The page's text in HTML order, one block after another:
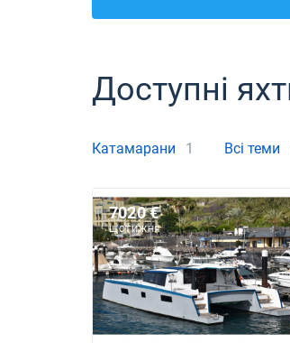
Доступні
Катамарани 1 Всі теми
7020 €
ЩОТИЖНЯ